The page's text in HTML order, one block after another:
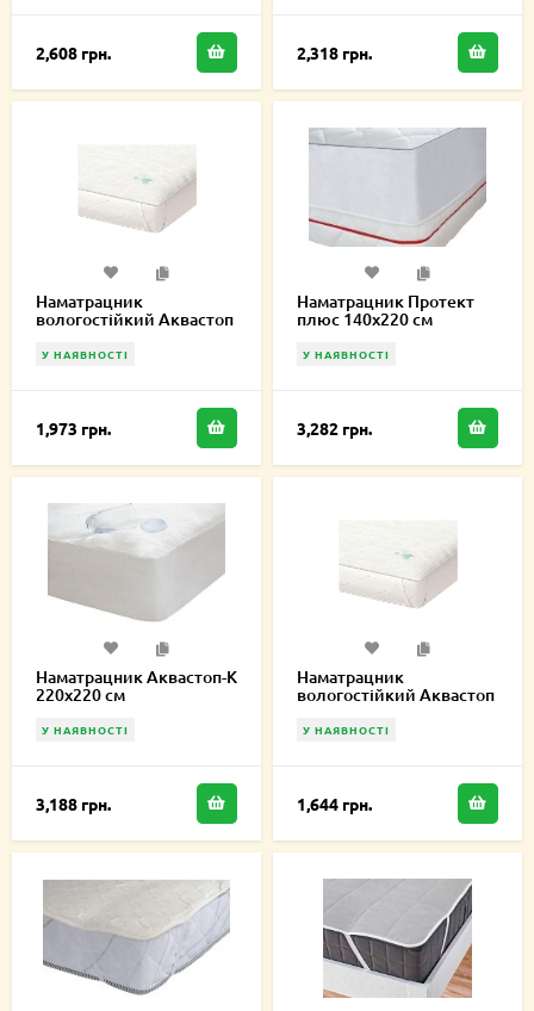
2,608 грн. 2,318 грн.
Наматрацник
вологостійкий Аквастоп
У НАЯВНОСТІ
1,973 грн.
Наматрацник Протект
плюс 140х220 см
У НАЯВНОСТІ
3,282 грн.
Наматрацник Аквастоп-К
220х220 см
У НАЯВНОСТІ
3,188 грн.
Наматрацник
вологостійкий Аквастоп
У НАЯВНОСТІ
1,644 грн.